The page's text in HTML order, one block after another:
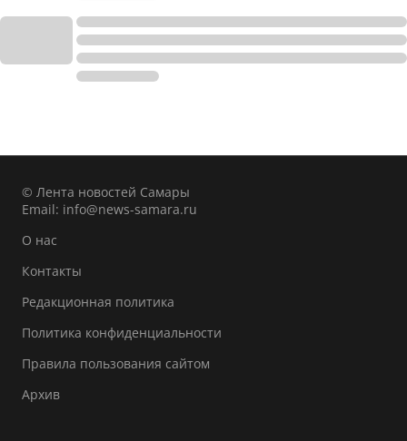
© Лента новостей Самары
Email: info@news-samara.ru
О нас
Контакты
Редакционная политика
Политика конфиденциальности
Правила пользования сайтом
Архив